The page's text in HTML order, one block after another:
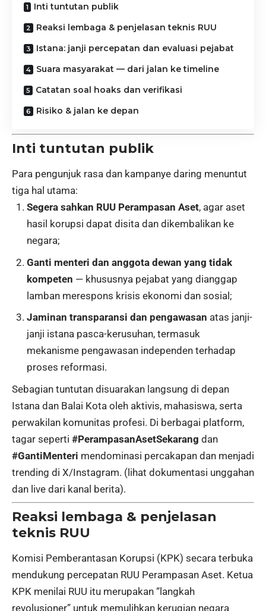
Inti tuntutan publik
Reaksi lembaga & penjelasan teknis RUU
Istana: janji percepatan dan evaluasi pejabat
Suara masyarakat — dari jalan ke timeline
Catatan soal hoaks dan verifikasi
Risiko & jalan ke depan
Inti tuntutan publik
Para pengunjuk rasa dan kampanye daring menuntut
tiga hal utama:
Segera sahkan RUU Perampasan Aset, agar aset
hasil korupsi dapat disita dan dikembalikan ke
negara;
Ganti menteri dan anggota dewan yang tidak
kompeten — khususnya pejabat yang dianggap
lamban merespons krisis ekonomi dan sosial;
Jaminan transparansi dan pengawasan atas janji-
janji istana pasca-kerusuhan, termasuk
mekanisme pengawasan independen terhadap
proses reformasi.
Sebagian tuntutan disuarakan langsung di depan
Istana dan Balai Kota oleh aktivis, mahasiswa, serta
perwakilan komunitas profesi. Di berbagai platform,
tagar seperti #PerampasanAsetSekarang dan
#GantiMenteri mendominasi percakapan dan menjadi
trending di X/Instagram. (lihat dokumentasi unggahan
dan live dari kanal berita).
Reaksi lembaga & penjelasan
teknis RUU
Komisi Pemberantasan Korupsi (KPK) secara terbuka
mendukung percepatan RUU Perampasan Aset. Ketua
KPK menilai RUU itu merupakan “langkah
revolusioner” untuk memulihkan kerugian negara